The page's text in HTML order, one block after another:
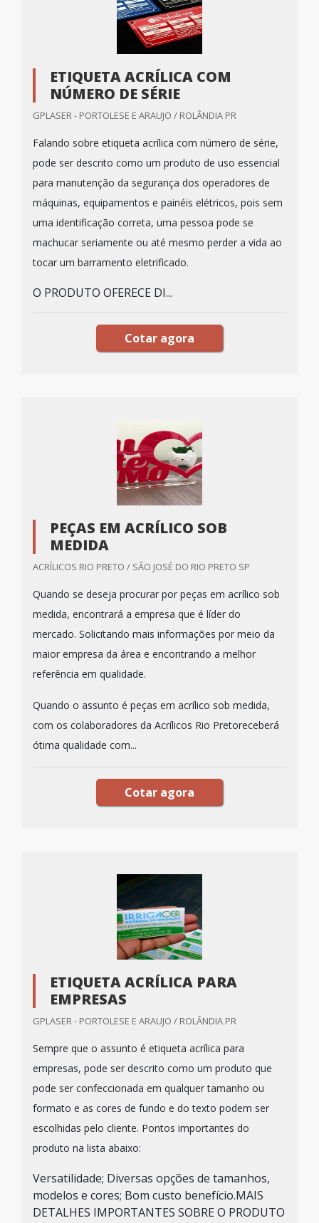
ETIQUETA ACRÍLICA COM
NÚMERO DE SÉRIE
GPLASER - PORTOLESE E ARAUJO / ROLÂNDIA PR
Falando sobre etiqueta acrílica com número de série,
pode ser descrito como um produto de uso essencial
para manutenção da segurança dos operadores de
máquinas, equipamentos e painéis elétricos, pois sem
uma identificação correta, uma pessoa pode se
machucar seriamente ou até mesmo perder a vida ao
tocar um barramento eletrificado.
O PRODUTO OFERECE DI...
Cotar agora
PEÇAS EM ACRÍLICO SOB
MEDIDA
ACRÍLICOS RIO PRETO / SÃO JOSÉ DO RIO PRETO SP
Quando se deseja procurar por peças em acrílico sob
medida, encontrará a empresa que é líder do
mercado. Solicitando mais informações por meio da
maior empresa da área e encontrando a melhor
referência em qualidade.
Quando o assunto é peças em acrílico sob medida,
com os colaboradores da Acrílicos Rio Pretoreceberá
ótima qualidade com...
Cotar agora
ETIQUETA ACRÍLICA PARA
EMPRESAS
GPLASER - PORTOLESE E ARAUJO / ROLÂNDIA PR
Sempre que o assunto é etiqueta acrílica para
empresas, pode ser descrito como um produto que
pode ser confeccionada em qualquer tamanho ou
formato e as cores de fundo e do texto podem ser
escolhidas pelo cliente. Pontos importantes do
produto na lista abaixo:
Versatilidade; Diversas opções de tamanhos,
modelos e cores; Bom custo benefício.MAIS
DETALHES IMPORTANTES SOBRE O PRODUTO